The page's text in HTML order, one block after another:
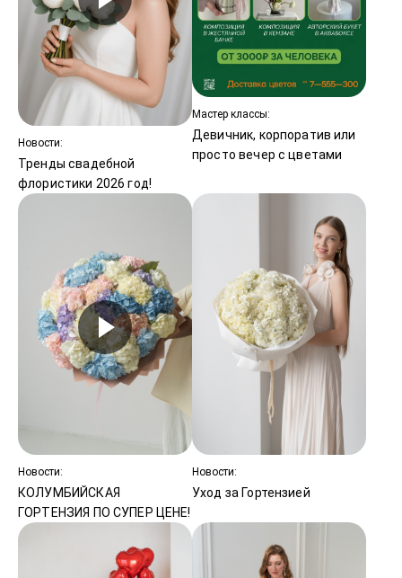
Новости:
Тренды свадебной
флористики 2026 год!
Мастер классы:
Девичник, корпоратив или
просто вечер с цветами
Новости:
КОЛУМБИЙСКАЯ
ГОРТЕНЗИЯ ПО СУПЕР ЦЕНЕ!
Новости:
Уход за Гортензией